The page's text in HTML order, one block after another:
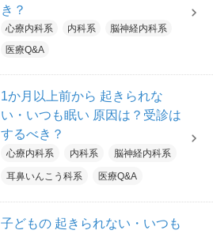
き？
心療内科系 内科系
脳神経内科系
医療Q&A
1か月以上前から 起きられな
い・いつも眠い 原因は？受診は
するべき？
心療内科系 内科系 脳神経内科系
耳鼻いんこう科系 医療Q&A
子どもの 起きられない・いつも